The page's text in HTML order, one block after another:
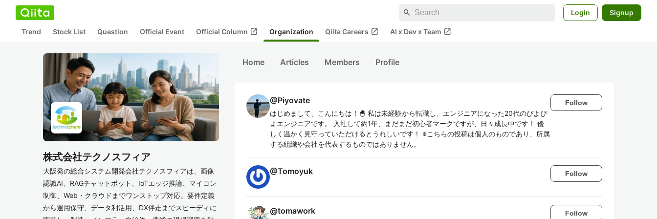
search Login Signup
Trend Stock List Question Official Event Official Column open_in_new Organization Qiita Careers open_in_new AI x Dev x Team open_in_new
株式会社テクノスフィア
大阪発の総合システム開発会社テクノスフィアは、画像
認識AI、RAGチャットボット、IoTエッジ推論、マイコン
制御、Web・クラウドまでワンストップ対応。要件定義
から運用保守、データ利活用、DX伴走までスピーディに
Home Articles Members Profile
@Piyovate
はじめまして、こんにちは！🐣 私は未経験から転職し、エンジニアになった20代のぴよぴ
よエンジニアです。 入社して約1年、まだまだ初心者マークですが、日々成長中です！ 優
しく温かく見守っていただけるとうれしいです！ ※こちらの投稿は個人のものであり、所属
する組織や会社を代表するものではありません。
Follow
@Tomoyuk Follow
@tomawork Follow